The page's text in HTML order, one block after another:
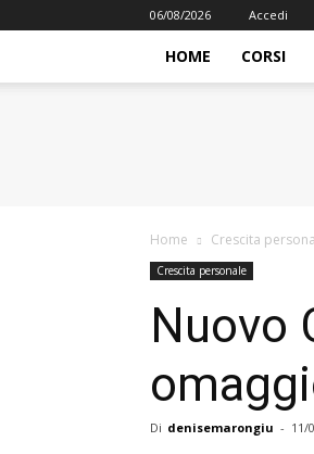
06/08/2026 Accedi
HOME CORSI
Home Crescita
Crescita personale
Nuovo
Di denisemarongiu - 11/